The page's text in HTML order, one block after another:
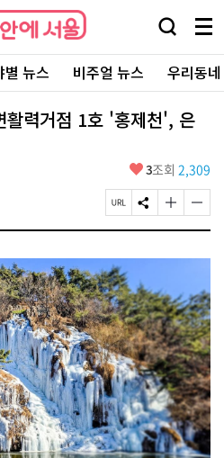
검
창
열
기
메
뉴
전
체
보
별 뉴스 비주얼 뉴스 우리동
활력거점 1호 '홍제천', 은
좋
요
3조회 2,309
페
이
U
R
L
복
사
S
N
공
하
기
글
자
기
변
경
하
기
글
자
기
게
변
경
하
기